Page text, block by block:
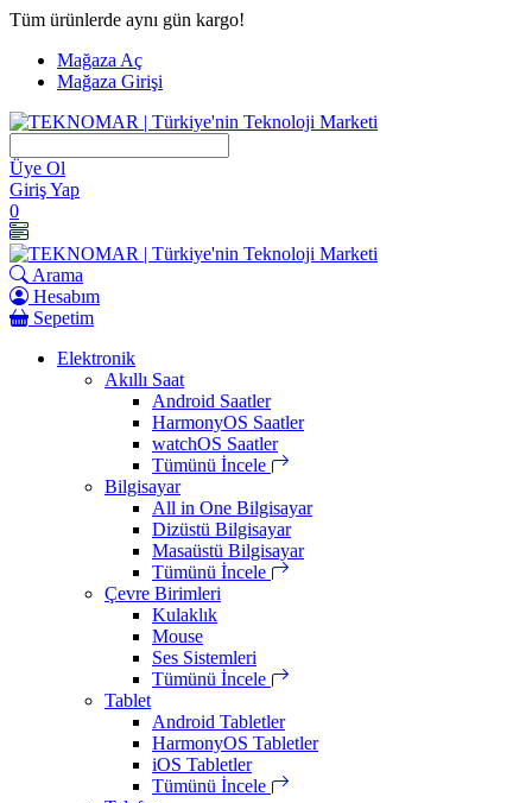
İçeriği
Tüm ürünlerde aynı gün kargo!
Mağaza Aç
Mağaza Girişi
Üye Ol
Giriş Yap
0
Arama
Hesabım
Sepetim
Elektronik
Akıllı Saat
Android Saatler
HarmonyOS Saatler
watchOS Saatler
Tümünü İncele
Bilgisayar
All in One Bilgisayar
Dizüstü Bilgisayar
Masaüstü Bilgisayar
Tümünü İncele
Çevre Birimleri
Kulaklık
Mouse
Ses Sistemleri
Tümünü İncele
Tablet
Android Tabletler
HarmonyOS Tabletler
iOS Tabletler
Tümünü İncele